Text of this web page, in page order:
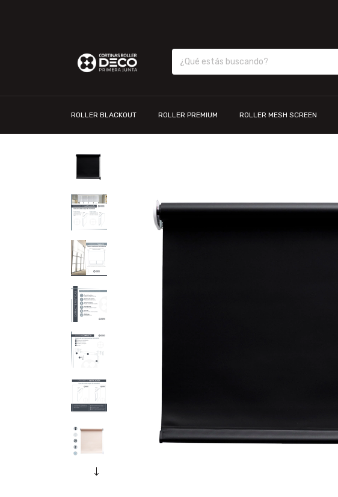
ROLLER BLACKOUT ROLLER PREMIUM ROLLER MESH SCREEN